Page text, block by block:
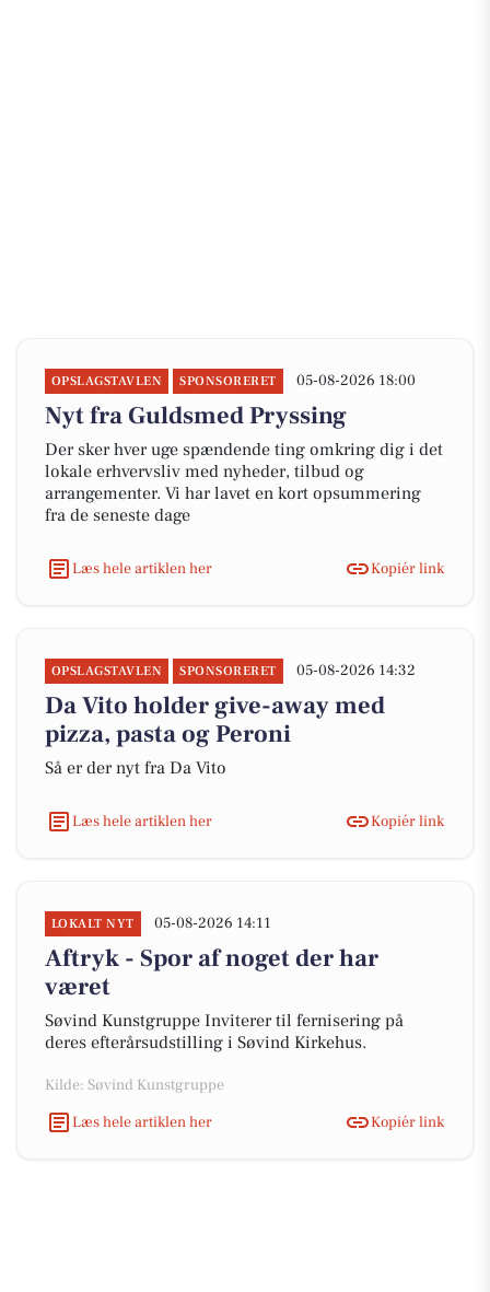
OPSLAGSTAVLEN SPONSORERET 05-08-2026 18:00
Nyt fra Guldsmed Pryssing
Der sker hver uge spændende ting omkring dig i det
lokale erhvervsliv med nyheder, tilbud og
arrangementer. Vi har lavet en kort opsummering
fra de seneste dage
Læs hele artiklen her Kopiér link
OPSLAGSTAVLEN SPONSORERET 05-08-2026 14:32
Da Vito holder give-away med
pizza, pasta og Peroni
Så er der nyt fra Da Vito
Læs hele artiklen her Kopiér link
LOKALT NYT 05-08-2026 14:11
Aftryk - Spor af noget der har
været
Søvind Kunstgruppe Inviterer til fernisering på
deres efterårsudstilling i Søvind Kirkehus.
Kilde: Søvind Kunstgruppe
Læs hele artiklen her
Kopiér link